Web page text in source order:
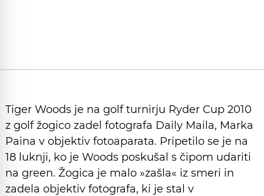
Tiger Woods je na golf turnirju Ryder Cup 2010
z golf žogico zadel fotografa Daily Maila, Marka
Paina v objektiv fotoaparata. Pripetilo se je na
18 luknji, ko je Woods poskušal s čipom udariti
na green. Žogica je malo »zašla« iz smeri in
zadela objektiv fotografa, ki je stal v